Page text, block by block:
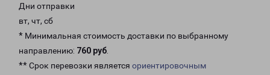
Дни отправки
вт, чт, сб
* Минимальная стоимость доставки по выбранному
направлению: 760 руб.
** Срок перевозки является ориентировочным